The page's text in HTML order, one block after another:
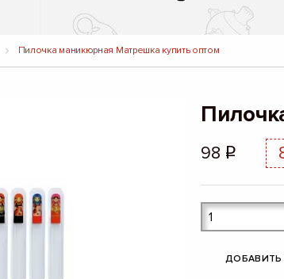
Пилочка маникюрная Матрешка купить оптом
98 q
ДОБАВИТЬ